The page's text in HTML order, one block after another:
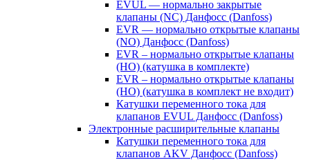
EVUL — нормально закрытые
клапаны (NC) Данфосс (Danfoss)
EVR — нормально открытые клапаны
(NO) Данфосс (Danfoss)
EVR – нормально открытые клапаны
(НО) (катушка в комплекте)
EVR – нормально открытые клапаны
(НО) (катушка в комплект не входит)
Катушки переменного тока для
клапанов EVUL Данфосс (Danfoss)
Электронные расширительные клапаны
Катушки переменного тока для
клапанов AKV Данфосс (Danfoss)